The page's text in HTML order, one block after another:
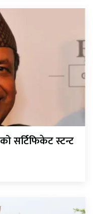
सर्टिफिकेट स्टन्ट